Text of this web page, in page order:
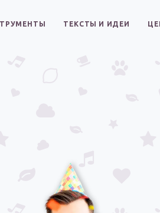
ТЕКСТЫ И ИДЕИ